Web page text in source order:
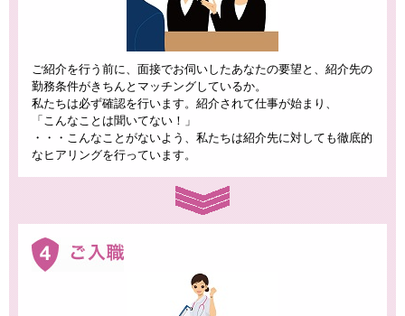
ご紹介を行う前に、面接でお伺いしたあなたの要望と、紹介先の
勤務条件がきちんとマッチングしているか。
私たちは必ず確認を行います。紹介されて仕事が始まり、
「こんなことは聞いてない！」
・・・こんなことがないよう、私たちは紹介先に対しても徹底的
なヒアリングを行っています。